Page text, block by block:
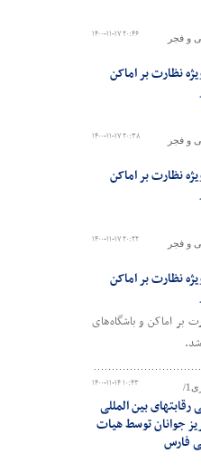
۱۴۰۰-۱۱-۱۷ ۲۰:۴۶
و فجر
نظارت بر اماکن
۱۴۰۰-۱۱-۱۷ ۲۰:۳۸
و فجر
نظارت بر اماکن
۱۴۰۰-۱۱-۱۷ ۲۰:۲۲
و فجر
نظارت بر اماکن
بر اماکن و باشگاه‌های
۱۴۰۰-۱۱-۱۴ ۱۰:۴۳
بین المللی
جوانان توسط هیات
فارس